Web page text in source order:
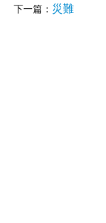
下一篇： 災難